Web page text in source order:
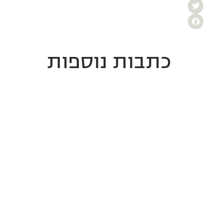
WhatsApp
Twitter
כתבות נוספות